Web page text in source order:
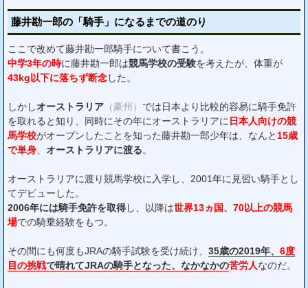
藤井勘一郎の「騎手」になるまでの道のり
ここで改めて藤井勘一郎騎手について書こう。
中学3年の時に藤井勘一郎は競馬学校の受験を考えたが、体重が
43kg以下に落ちず断念した。
しかしオーストラリア （豪州） では日本より比較的容易に騎手免許
を取れると知り、同時にその年にオーストラリアに 日本人向けの競
馬学校がオープンしたことを知った藤井勘一郎少年は、なんと 15歳
で単身
オーストラリアに渡る。
オーストラリアに渡り競馬学校に入学し、2001年に見習い騎手とし
てデビューした。
2006年には騎手免許を取得し、以降は世界13ヵ国、70以上の競馬
場での騎乗経験をもつ。
その間にも何度もJRAの騎手試験を受け続け、 35歳の2019年、 6度
目の挑戦で晴れてJRAの騎手となった、なかなかの苦労人なのだ。